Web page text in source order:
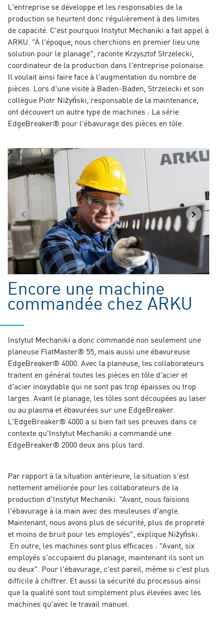
L'entreprise se développe et les responsables de la
production se heurtent donc régulièrement à des limites
de capacité. C'est pourquoi Instytut Mechaniki a fait appel à
ARKU. "À l'époque, nous cherchions en premier lieu une
solution pour le planage", raconte Krzysztof Strzelecki,
coordinateur de la production dans l'entreprise polonaise.
Il voulait ainsi faire face à l'augmentation du nombre de
pièces. Lors d'une visite à Baden-Baden, Strzelecki et son
collègue Piotr Niżyński, responsable de la maintenance,
ont découvert un autre type de machines : La série
EdgeBreaker® pour l'ébavurage des pièces en tôle.
Encore une machine
commandée chez ARKU
Instytut Mechaniki a donc commandé non seulement une
planeuse FlatMaster® 55, mais aussi une ébavureuse
EdgeBreaker® 4000. Avec la planeuse, les collaborateurs
traitent en général toutes les pièces en tôle d'acier et
d'acier inoxydable qui ne sont pas trop épaisses ou trop
larges. Avant le planage, les tôles sont découpées au laser
ou au plasma et ébavurées sur une EdgeBreaker.
L'EdgeBreaker® 4000 a si bien fait ses preuves dans ce
contexte qu'Instytut Mechaniki a commandé une
EdgeBreaker® 2000 deux ans plus tard.
Par rapport à la situation antérieure, la situation s'est
nettement améliorée pour les collaborateurs de la
production d'Instytut Mechaniki. "Avant, nous faisions
l'ébavurage à la main avec des meuleuses d'angle.
Maintenant, nous avons plus de sécurité, plus de propreté
et moins de bruit pour les employés", explique Niżyński.
En outre, les machines sont plus efficaces : "Avant, six
employés s'occupaient du planage, maintenant ils sont un
ou deux". Pour l'ébavurage, c'est pareil, même si c'est plus
difficile à chiffrer. Et aussi la sécurité du processus ainsi
que la qualité sont tout simplement plus élevées avec les
machines qu'avec le travail manuel.